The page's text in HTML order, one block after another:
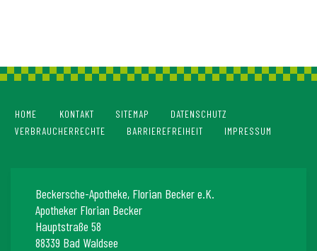
HOME KONTAKT SITEMAP
DATENSCHUTZ
VERBRAUCHERRECHTE
BARRIEREFREIHEIT IMPRESSUM
Beckersche-Apotheke, Florian Becker e.K.
Apotheker Florian Becker
Hauptstraße 58
88339 Bad Waldsee